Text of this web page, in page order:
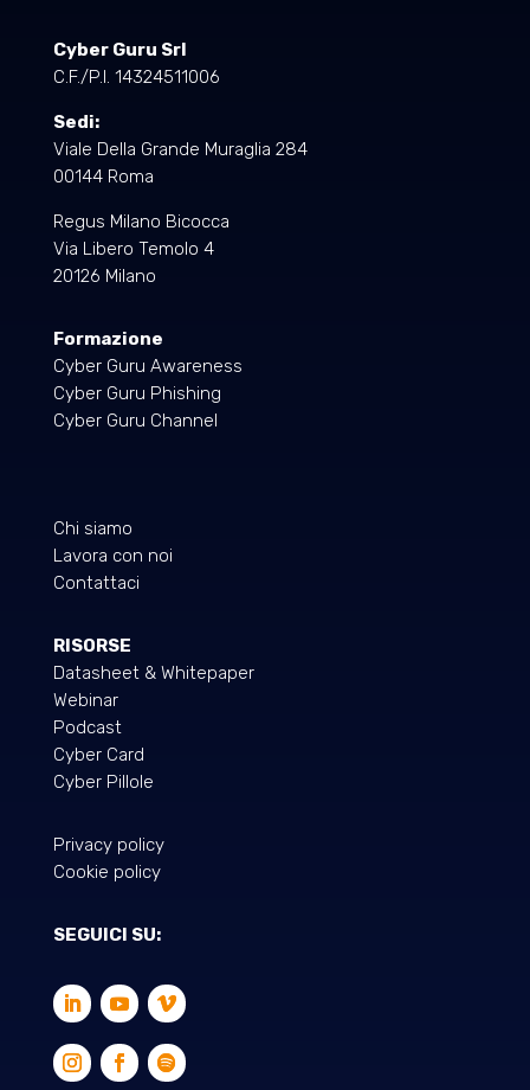
Cyber Guru Srl
C.F./P.I. 14324511006
Sedi:
Viale Della Grande Muraglia 284
00144 Roma
Regus Milano Bicocca
Via Libero Temolo 4
20126 Milano
Formazione
Cyber Guru Awareness
Cyber Guru Phishing
Cyber Guru Channel
Chi siamo
Lavora con noi
Contattaci
RISORSE
Datasheet & Whitepaper
Webinar
Podcast
Cyber Card
Cyber Pillole
Privacy policy
Cookie policy
SEGUICI SU: